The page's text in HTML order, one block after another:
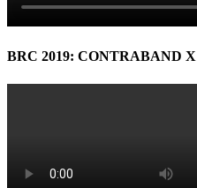
BRC 2019: CONTRABAND X